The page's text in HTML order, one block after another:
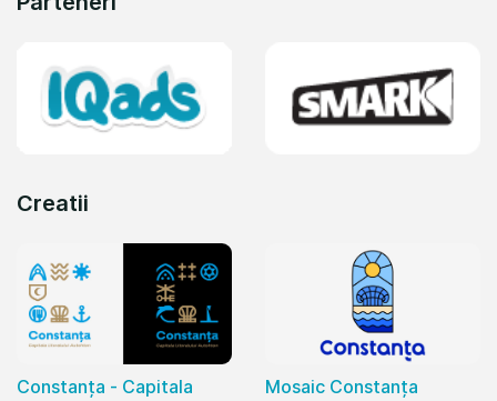
Creatii
Constanța - Capitala
Mosaic Constanța